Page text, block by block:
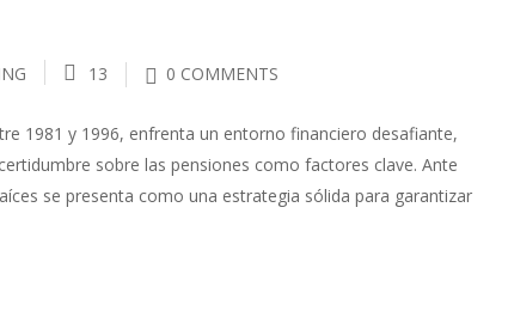
13 0 COMMENTS
1981 y 1996, enfrenta un entorno financiero desafiante,
sobre las pensiones como factores clave. Ante
se presenta como una estrategia sólida para garantizar